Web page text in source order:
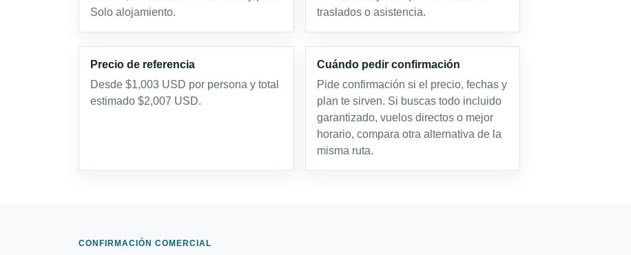
Solo alojamiento.
traslados o asistencia.
Precio de referencia
Desde $1,003 USD por persona y total
estimado $2,007 USD.
Cuándo pedir confirmación
Pide confirmación si el precio, fechas y
plan te sirven. Si buscas todo incluido
garantizado, vuelos directos o mejor
horario, compara otra alternativa de la
misma ruta.
CONFIRMACIÓN COMERCIAL